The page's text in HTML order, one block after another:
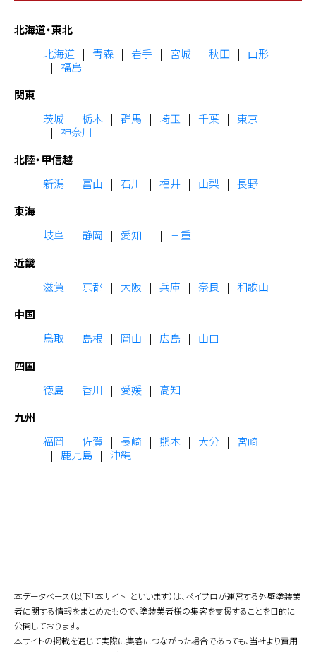
北海道・東北
北海道
青森 岩手 宮城 秋田
山形
福島
関東
茨城
栃木 群馬 埼玉 千葉
東京
神奈川
北陸・甲信越
新潟
富山 石川 福井 山梨
長野
東海
岐阜
静岡 愛知
三重
近畿
滋賀
京都 大阪 兵庫 奈良
和歌山
中国
鳥取
島根 岡山 広島
山口
四国
徳島
香川 愛媛
高知
九州
福岡
佐賀 長崎 熊本 大分
宮崎
鹿児島
沖縄
本データベース（以下「本サイト」といいます）は、ペイプロが運営する外壁塗装業
者に関する情報をまとめたもので、塗装業者様の集客を支援することを目的に
公開しております。
本サイトの掲載を通じて実際に集客につながった場合であっても、当社より費用